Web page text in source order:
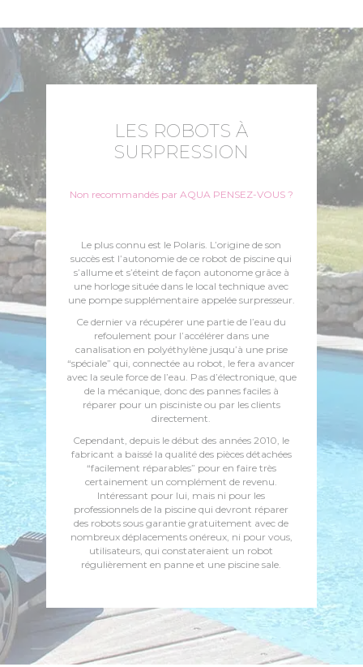
LES ROBOTS À
SURPRESSION
Non recommandés par AQUA PENSEZ-VOUS ?
Le plus connu est le Polaris. L’origine de son
succès est l’autonomie de ce robot de piscine qui
s’allume et s’éteint de façon autonome grâce à
une horloge située dans le local technique avec
une pompe supplémentaire appelée surpresseur.
Ce dernier va récupérer une partie de l’eau du
refoulement pour l’accélérer dans une
canalisation en polyéthylène jusqu’à une prise
“spéciale” qui, connectée au robot, le fera avancer
avec la seule force de l’eau. Pas d’électronique, que
de la mécanique, donc des pannes faciles à
réparer pour un pisciniste ou par les clients
directement.
Cependant, depuis le début des années 2010, le
fabricant a baissé la qualité des pièces détachées
“facilement réparables” pour en faire très
certainement un complément de revenu.
Intéressant pour lui, mais ni pour les
professionnels de la piscine qui devront réparer
des robots sous garantie gratuitement avec de
nombreux déplacements onéreux, ni pour vous,
utilisateurs, qui constateraient un robot
régulièrement en panne et une piscine sale.